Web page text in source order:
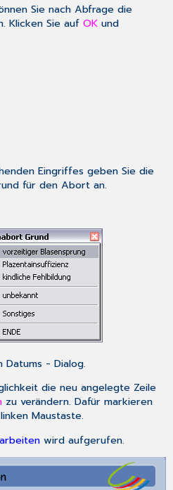
Sie nach Abfrage die
Klicken Sie aufOK und
Eingriffes geben Sie die
für den Abort an.
Datums - Dialog.
die neu angelegte Zeile
zu verändern. Dafür markieren
Maustaste.
wird aufgerufen.